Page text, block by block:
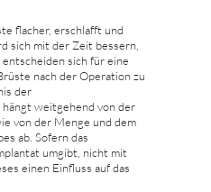
flacher, erschlafft und
sich mit der Zeit bessern,
sich für eine
nach der Operation zu
der
weitgehend von der
von der Menge und dem
ab. Sofern das
umgibt, nicht mit
einen Einfluss auf das